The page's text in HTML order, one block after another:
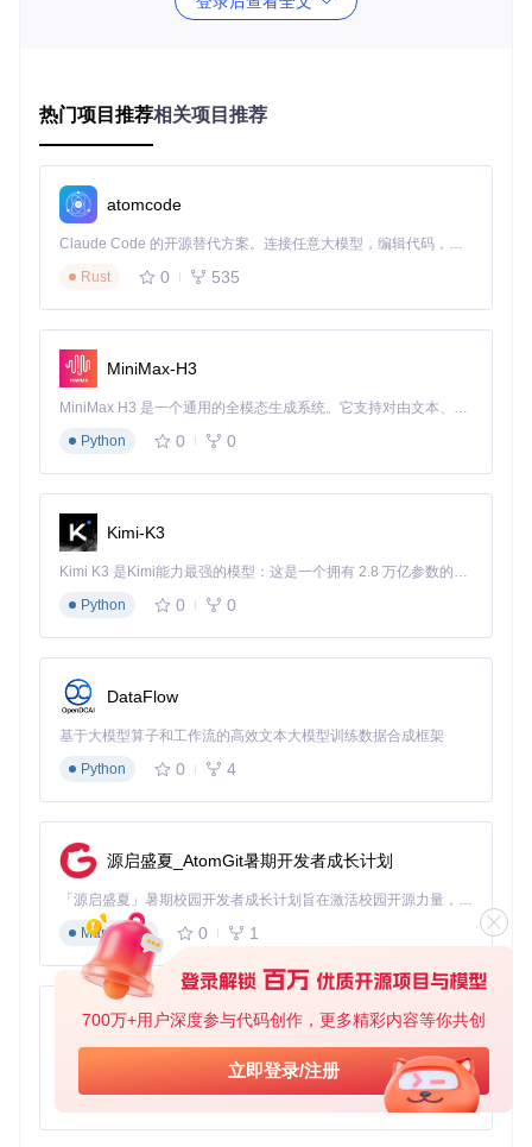
700万+用户深度参与代码创作，更多精彩内容等你共创
立即登录/注册
：单个加载项故障不会影响整个系统
想象一下，只需几分钟就能为你的智能家居系统添加：
本地语音处理能力（保护隐私的同时提升响应速度）
自动化规则编辑器（可视化配置设备联动）
构建你的智能家居扩展系统
第一步：准备扩展环境
# 用途：获取智能家居扩展加载项集合
git clone
进入项目目录后，你会看到按功能分类的加载项文件夹，每个
文件夹代表一个独立功能模块。
运行环境：模块>rootfs/（服务运行所需的完整文件系统）
构建说明
使用文档：模块>README.md（详细配置指南）
这种标准化结构让不同功能模块具有一致的使用体验。
第三步：部署配置管理工具
配置管理工具是扩展系统的基础，它提供直观的Web界面来管
理所有智能家居配置文件。启动这个工具的过程就像打开一个
应用程序：
# 用途：进入配置管理工具目录
addons/configurator
# 用途：启动配置管理服务（后台运行）
启动后，通过浏览器访问本地服务地址，你将看到类似下图的
配置界面，这里可以编辑自动化规则、设备参数等核心配置：
热门项目推荐相关项目推荐
atomcode
Claude Code 的开源替代方案。连接任意大模型，编辑代码，运行命令，自动验证 — 全自动执行。用 Rust 构建，极致性能。 ｜ An open-source alternative to Claude Code. Connect any LLM, edit code, run commands, and verify changes — autonomously. Built in Rust for speed. Get Started
Rust
0 535
MiniMax-H3
MiniMax H3 是一个通用的全模态生成系统。它支持对由文本、图像、视频和音频组成的多模态上下文进行统一理解，并能生成分辨率高达 2K、时长可达 15 秒的带原生立体声音频的视频。得益于面向任务泛化的系统设计，H3 在预训练阶段就已具备广泛的多模态上下文理解与生成能力，能够出色地执行复杂的多模态指令。
Python
0 0
Kimi-K3
Kimi K3 是Kimi能力最强的模型：这是一个拥有 2.8 万亿参数的混合专家（MoE）模型，具备原生视觉理解能力，并支持 100 万 token 的上下文窗口。
Python
0 0
DataFlow
基于大模型算子和工作流的高效文本大模型训练数据合成框架
Python
0 4
源启盛夏_AtomGit暑期开发者成长计划
「源启盛夏」暑期校园开发者成长计划旨在激活校园开源力量，通过积分激励、认证扶持、资源倾斜等形式，引导高校组织和开发者完成「入驻 — 建项目 — 做贡献 — 获认证 — 得资源」的完整闭环。无论你是想带领社团入驻平台的组织者，还是希望用代码贡献证明自己的开发者，都能在这里找到属于你的成长路径。
Markdown
0 1
py-xiaozhi
基于Python的Xiaozhi AI，适用于想要完整Xiaozhi体验而无需拥有专用硬件的用户。
Python
0 1